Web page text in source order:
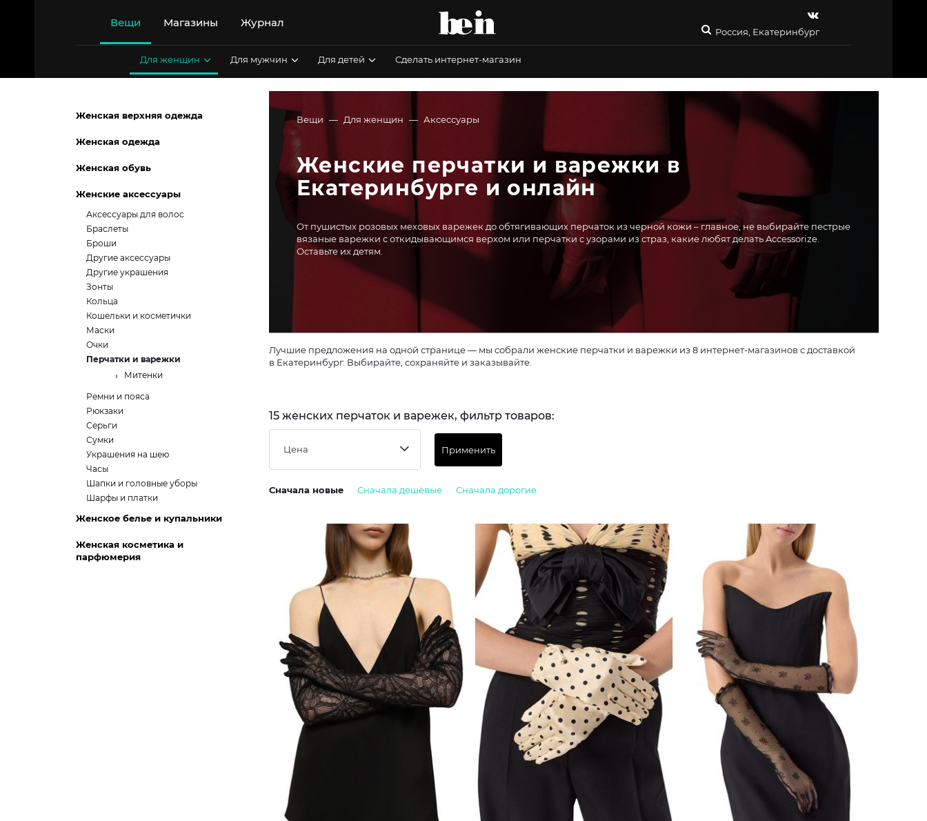
Вещи Магазины Журнал
Россия, Екатеринбург
Для женщин Для мужчин Для детей Сделать интернет-магазин
Вещи Для женщин Аксессуары
Женские перчатки и варежки в
Екатеринбурге и онлайн
От пушистых розовых меховых варежек до обтягивающих перчаток из черной кожи – главное, не выбирайте пестрые
вязаные варежки с откидывающимся верхом или перчатки с узорами из страз, какие любят делать Accessorize.
Оставьте их детям.
Лучшие предложения на одной странице — мы собрали женские перчатки и варежки из 8 интернет-магазинов с доставкой
в Екатеринбург. Выбирайте, сохраняйте и заказывайте.
15 женских перчаток и варежек, фильтр товаров:
Цена Применить
Сначала новые Сначала дешёвые Сначала дорогие
Женская верхняя одежда
Женская одежда
Женская обувь
Женские аксессуары
Аксессуары для волос
Браслеты
Броши
Другие аксессуары
Другие украшения
Зонты
Кольца
Кошельки и косметички
Маски
Очки
Перчатки и варежки
Митенки
Ремни и пояса
Рюкзаки
Серьги
Сумки
Украшения на шею
Часы
Шапки и головные уборы
Шарфы и платки
Женское белье и купальники
Женская косметика и
парфюмерия